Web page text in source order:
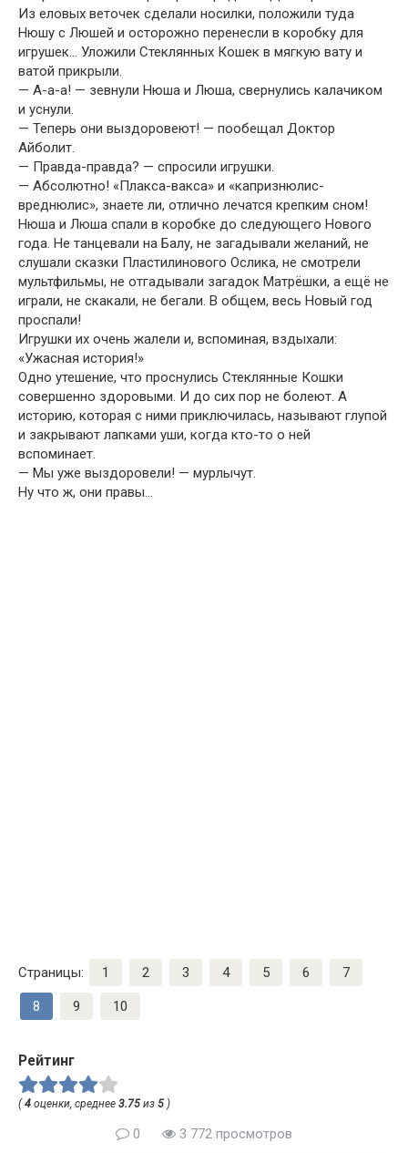
Из еловых веточек сделали носилки, положили туда
Нюшу с Люшей и осторожно перенесли в коробку для
игрушек… Уложили Стеклянных Кошек в мягкую вату и
ватой прикрыли.
— А-а-а! — зевнули Нюша и Люша, свернулись калачиком
и уснули.
— Теперь они выздоровеют! — пообещал Доктор
Айболит.
— Правда-правда? — спросили игрушки.
— Абсолютно! «Плакса-вакса» и «капризнюлис-
вреднюлис», знаете ли, отлично лечатся крепким сном!
Нюша и Люша спали в коробке до следующего Нового
года. Не танцевали на Балу, не загадывали желаний, не
слушали сказки Пластилинового Ослика, не смотрели
мультфильмы, не отгадывали загадок Матрёшки, а ещё не
играли, не скакали, не бегали. В общем, весь Новый год
проспали!
Игрушки их очень жалели и, вспоминая, вздыхали:
«Ужасная история!»
Одно утешение, что проснулись Стеклянные Кошки
совершенно здоровыми. И до сих пор не болеют. А
историю, которая с ними приключилась, называют глупой
и закрывают лапками уши, когда кто-то о ней
вспоминает.
— Мы уже выздоровели! — мурлычут.
Ну что ж, они правы…
Страницы: 1 2 3 4 5 6 7
8 9 10
Рейтинг
( 4 оценки, среднее 3.75 из 5 )
0 3 772 просмотров